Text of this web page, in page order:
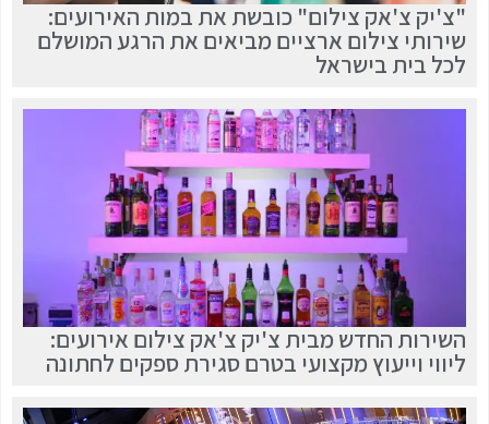
"צ'יק צ'אק צילום" כובשת את במות האירועים:
שירותי צילום ארציים מביאים את הרגע המושלם
לכל בית בישראל
השירות החדש מבית צ'יק צ'אק צילום אירועים:
ליווי וייעוץ מקצועי בטרם סגירת ספקים לחתונה